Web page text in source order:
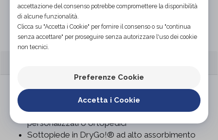
Organizza prova in negozio
Sandalo ortopedico predisposto per plantare su
Plantare estraibile per inserimento di plantari
personalizzati o ortopedici
Sottopiede in DryGo!® ad alto assorbimento
accettazione del consenso potrebbe compromettere la disponibilità
di alcune funzionalità.
Clicca su "Accetta i Cookie" per fornire il consenso o su "continua
senza accettare" per proseguire senza autorizzare l'uso dei cookie
non tecnici.
Preferenze Cookie
Accetta i Cookie